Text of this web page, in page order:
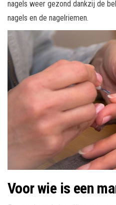
nagels weer gezond dankzij de
nagels en de nagelriemen.
Voor wie is een